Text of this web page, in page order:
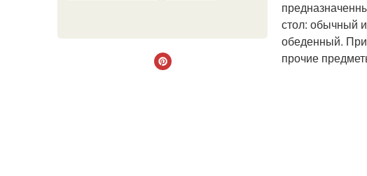
стол: обычный
обеденный. При
прочие